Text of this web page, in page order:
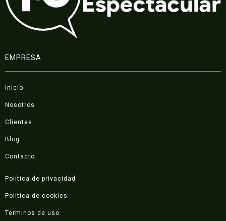
EMPRESA
Inicio
Nosotros
Clientes
Blog
Contacto
Política de privacidad
Política de cookies
Terminos de uso